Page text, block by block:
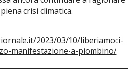
crisi climatica.
2023/03/10/liberiamoci-
manifestazione-a-piombino/